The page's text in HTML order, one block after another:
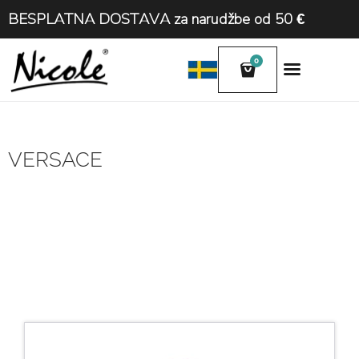
BESPLATNA DOSTAVA za narudžbe od 50 €
0
VERSACE